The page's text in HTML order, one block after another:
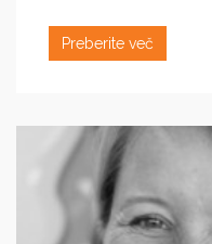
Preberite več